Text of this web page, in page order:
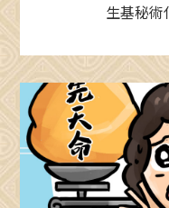
生基秘術